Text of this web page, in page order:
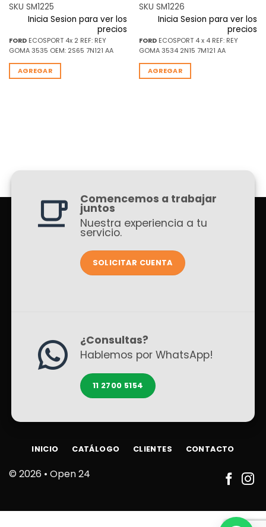
SKU SM1225
Inicia Sesion para ver los
precios
FORDECOSPORT 4x 2 REF: REY
GOMA 3535 OEM: 2S65 7N121 AA
AGREGAR
SKU SM1226
Inicia Sesion para ver los
precios
FORDECOSPORT 4 x 4 REF: REY
GOMA 3534 2N15 7M121 AA
AGREGAR
Comencemos a trabajar
juntos
Nuestra experiencia a tu
servicio.
SOLICITAR CUENTA
¿Consultas?
Hablemos por WhatsApp!
11 2700 5154
© 2026 • Open 24
INICIO CATÁLOGO CLIENTES CONTACTO